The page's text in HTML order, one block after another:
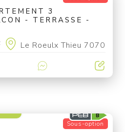
3
- TERRASSE -
Le Roeulx Thieu 7070
Sous-option